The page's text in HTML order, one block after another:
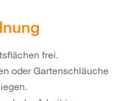
frei.
oder Gartenschläuche